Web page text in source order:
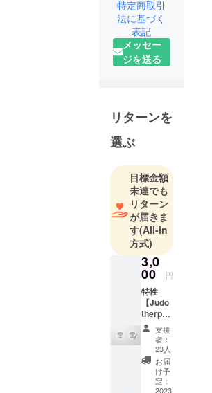
medical
gate』をし
ておりま
す。
復師専科教
員として活
動しており
特定商取引
法に基づく
表記
メッセー
ジを送る
リターンを
選ぶ
目標金額
未達でも
リターン
が届きま
す(All-in
方式)
3,0
00 円
特性
【Judo
therpy
pride 】
ステッ
カー
支援
者：
23人
お届
け予
定：
2023